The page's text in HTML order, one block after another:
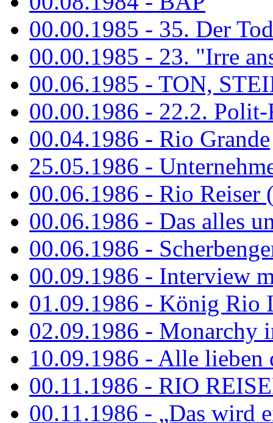
00.00.1985 - 35. Der
00.00.1985 - 23. "Irre
00.06.1985 - TON,
00.00.1986 - 22.2.
00.04.1986 - Rio Grande
25.05.1986 -
00.06.1986 - Rio Reiser
00.06.1986 - Das alles
00.06.1986 -
00.09.1986 - Interview
01.09.1986 - König Rio
02.09.1986 - Monarchy
10.09.1986 - Alle lieben
00.11.1986 - RIO
00.11.1986 - „Das wird